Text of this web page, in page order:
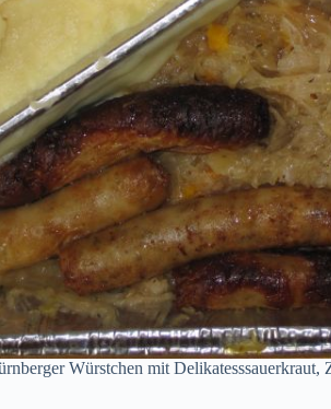
Würstchen mit Delikatesssauerkraut,